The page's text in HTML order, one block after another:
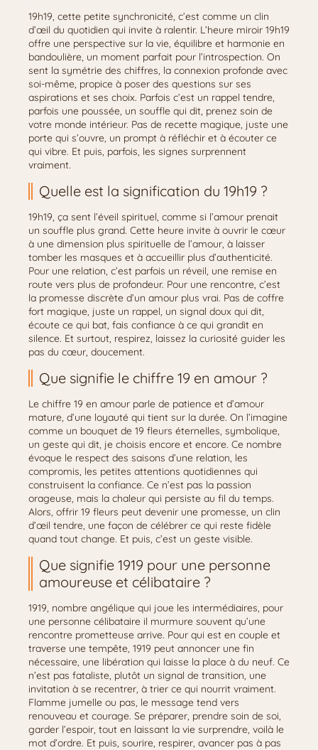
19h19, cette petite synchronicité, c’est comme un clin
d’œil du quotidien qui invite à ralentir. L’heure miroir 19h19
offre une perspective sur la vie, équilibre et harmonie en
bandoulière, un moment parfait pour l’introspection. On
sent la symétrie des chiffres, la connexion profonde avec
soi-même, propice à poser des questions sur ses
aspirations et ses choix. Parfois c’est un rappel tendre,
parfois une poussée, un souffle qui dit, prenez soin de
votre monde intérieur. Pas de recette magique, juste une
porte qui s’ouvre, un prompt à réfléchir et à écouter ce
qui vibre. Et puis, parfois, les signes surprennent
vraiment.
Quelle est la signification du 19h19 ?
19h19, ça sent l’éveil spirituel, comme si l’amour prenait
un souffle plus grand. Cette heure invite à ouvrir le cœur
à une dimension plus spirituelle de l’amour, à laisser
tomber les masques et à accueillir plus d’authenticité.
Pour une relation, c’est parfois un réveil, une remise en
route vers plus de profondeur. Pour une rencontre, c’est
la promesse discrète d’un amour plus vrai. Pas de coffre
fort magique, juste un rappel, un signal doux qui dit,
écoute ce qui bat, fais confiance à ce qui grandit en
silence. Et surtout, respirez, laissez la curiosité guider les
pas du cœur, doucement.
Que signifie le chiffre 19 en amour ?
Le chiffre 19 en amour parle de patience et d’amour
mature, d’une loyauté qui tient sur la durée. On l’imagine
comme un bouquet de 19 fleurs éternelles, symbolique,
un geste qui dit, je choisis encore et encore. Ce nombre
évoque le respect des saisons d’une relation, les
compromis, les petites attentions quotidiennes qui
construisent la confiance. Ce n’est pas la passion
orageuse, mais la chaleur qui persiste au fil du temps.
Alors, offrir 19 fleurs peut devenir une promesse, un clin
d’œil tendre, une façon de célébrer ce qui reste fidèle
quand tout change. Et puis, c’est un geste visible.
Que signifie 1919 pour une personne
amoureuse et célibataire ?
1919, nombre angélique qui joue les intermédiaires, pour
une personne célibataire il murmure souvent qu’une
rencontre prometteuse arrive. Pour qui est en couple et
traverse une tempête, 1919 peut annoncer une fin
nécessaire, une libération qui laisse la place à du neuf. Ce
n’est pas fataliste, plutôt un signal de transition, une
invitation à se recentrer, à trier ce qui nourrit vraiment.
Flamme jumelle ou pas, le message tend vers
renouveau et courage. Se préparer, prendre soin de soi,
garder l’espoir, tout en laissant la vie surprendre, voilà le
mot d’ordre. Et puis, sourire, respirer, avancer pas à pas